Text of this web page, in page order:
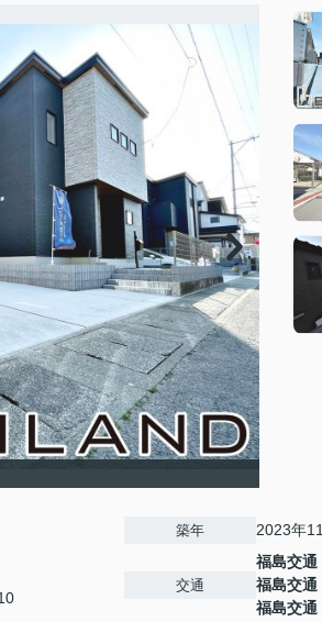
築年 2023年
交通
福島交通
福島交通
福島交通